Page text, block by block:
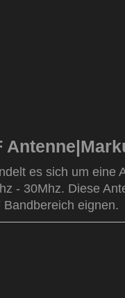
es sich um eine
- 30Mhz. Diese
eignen.